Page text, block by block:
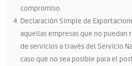
compromiso.
Declaración Simple de
aquellas empresas que no puedan
de servicios a través del Servicio
caso que no sea posible para el